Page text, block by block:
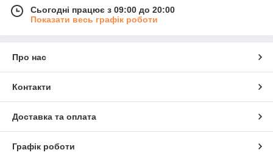
Сьогодні працює з 09:00 до 20:00
Показати весь графік роботи
Про нас
Контакти
Доставка та оплата
Графік роботи